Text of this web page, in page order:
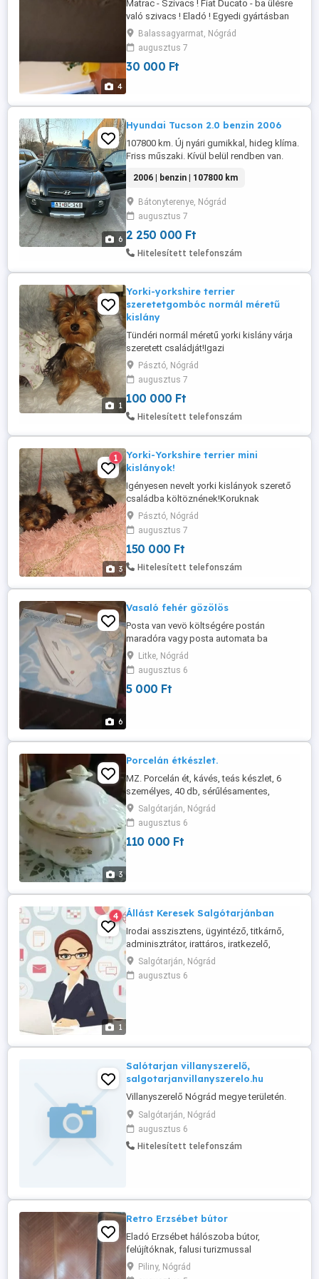
4
Matrac - Szivacs ! Fiat Ducato - ba ülésre
való szivacs ! Eladó ! Egyedi gyártásban
készült !!!!! Ilyen gyárilag nincs! Cipzáros,
lehúzható ( Tisztítás ), erős, ipari huzattal!
Egyszer használt, frankó kemény!!! Pont
illeszkedik az utastérben! Fiat Ducato
Balassagyarmat, Nógrád
augusztus 7
30 000 Ft
6
Hyundai Tucson 2.0 benzin 2006
107800 km. Új nyári gumikkal, hideg klíma.
Friss műszaki. Kívül belül rendben van.
Vezérlésbe 25000 km van, első
lengőkarok,új akku,friss olaj motorba és a
váltóba is. Tárcsák betétek ujjak, kézifék
is. Motorja csendes, és tiszta. Teljes
alvázvédelem.
Tempomat,ülésfűtés,klíma,motoros ...
2006 | benzin | 107800 km
Bátonyterenye, Nógrád
augusztus 7
2 250 000 Ft
Hitelesített telefonszám
1
Yorki-yorkshire terrier
szeretetgombóc normál méretű
kislány
Tündéri normál méretű yorki kislány várja
szeretett családját!Igazi
pusziosztó,kedves,jó étvágyú,játékos! 5 1
2 hónapos.Érd:30 2860278 Nógrád megye
Pásztó Oltások,féreghajtás,chip rendben.
Pásztó, Nógrád
augusztus 7
100 000 Ft
Hitelesített telefonszám
3
1
Yorki-Yorkshire terrier mini
kislányok!
Igényesen nevelt yorki kislányok szerető
családba költöznének!Koruknak
megfelelően
oltva,féreghajtva,mikrochippel ellátva
várják új gazdijukat! Nógrád megye
Pásztó Érdeklődni lehet:30 2860278
Pásztó, Nógrád
augusztus 7
150 000 Ft
Hitelesített telefonszám
6
Vasaló fehér gözölös
Posta van vevö költségére postán
maradóra vagy posta automata ba
münködik
Litke, Nógrád
augusztus 6
5 000 Ft
3
Porcelán étkészlet.
MZ. Porcelán ét, kávés, teás készlet, 6
személyes, 40 db, sérűlésamentes,
aranyozott szegélyü.
Salgótarján, Nógrád
augusztus 6
110 000 Ft
1
4 Állást Keresek Salgótarjánban
Irodai asszisztens, ügyintéző, titkárnő,
adminisztrátor, irattáros, iratkezelő,
pedagógiai asszisztens állást keresek,
azonnali kezdéssel Salgótarjánban, csak
magyar nyelven! Középfokú érettségivel,
Salgótarján, Nógrád
augusztus 6
Salótarjan villanyszerelő,
salgotarjanvillanyszerelo.hu
Villanyszerelő Nógrád megye területén.
Salgótarján, Nógrád
augusztus 6
Hitelesített telefonszám
Retro Erzsébet bútor
Eladó Erzsébet hálószoba bútor,
felújítóknak, falusi turizmussal
foglalkozóknak! Kb. 61 éves, jó
állapotban, csak poros, mivel a kinti
Piliny, Nógrád